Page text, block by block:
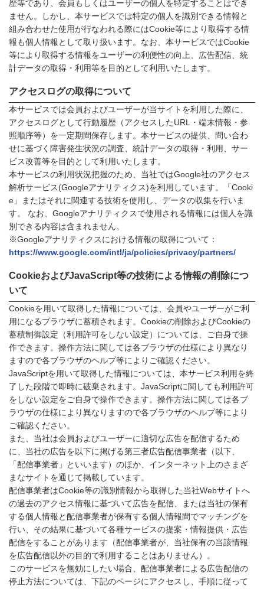
歴等であり、会員もしくはユーザーの個人を特定することはでき
ません。しかし、本サービスでは特定の個人を識別できる情報と
組み合わせた使用が行なわれる際にはCookie等により取得する情
報も個人情報として取り扱います。なお、本サービスではCookie
等により取得する情報をユーザーの利便性の向上、広告配信、統
計データの取得・利用等を目的として利用いたします。
アクセスログの取得について
本サービスでは会員およびユーザーが当サイトを利用した際に、
アクセスログとして行動履歴（アクセスしたURL・端末情報・参
照順序等）を一定期間保存します。本サービスの提供、問い合わ
せに基づく障害発生状況の調査、統計データの取得・利用、サー
ビス改善等を目的として利用いたします。
本サービスの利用状況把握のため、当社ではGoogle社のアクセス
解析サービス(Googleアナリティクス)を利用しています。「Cooki
e」またはそれに関連する技術を使用し、データの収集を行いま
す。 なお、Googleアナリティクスで使用される情報には個人を識
別できる内容は含まれません。
※Googleアナリティクスにおける情報の取得について：
https://www.google.com/intl/ja/policies/privacy/partners/
CookieおよびJavaScript等の技術による情報の削除につ
いて
Cookieを用いて取得した情報については、会員やユーザーがご利
用になるブラウザに蓄積されます。Cookieの削除およびCookieの
蓄積制御設定（利用許可をしない設定）については、ご自身で操
作できます。操作方法に関しては各ブラウザの仕様により異なり
ますので各ブラウザのヘルプ等によりご確認ください。
JavaScriptを用いて取得した情報については、本サービス利用を終
了した段階で即時に破棄されます。JavaScriptに関しても利用許可
をしない設定をご自身で操作できます。操作方法に関しては各ブ
ラウザの仕様により異なりますので各ブラウザのヘルプ等により
ご確認ください。
また、当社は会員およびユーザーに適切な広告を配信するため
に、当社の広告を以下に掲げる第三者広告配信事業者（以下、
「配信事業者」といいます）のほか、インターネット上のさまざ
まなサイトを通じて掲載しています。
配信事業者はCookie等の識別情報から取得した当社Webサイトへ
の過去のアクセス情報に基づいて広告を配信、または当社の保有
する個人情報と配信事業者が保有する個人情報間でマッチングを
行い、その結果に基づいて各種サービスの提案・情報提供・広告
配信をすることがあります（配信事業者が、当社保有の当該情報
を広告配信以外の目的で利用することはありません）。
このサービスを無効にしたい場合、配信事業者による広告配信の
停止方法については、下記のページにアクセスし、手順に従って